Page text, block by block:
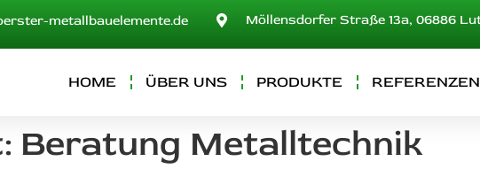
metallbauelemente.de Möllensdorfer Straße 13a, 06886
HOME ÜBER UNS PRODUKTE
Beratung Metalltechnik